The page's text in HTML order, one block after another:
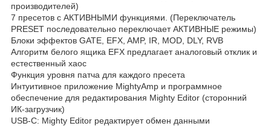
производителей)
7 пресетов с АКТИВНЫМИ функциями. (Переключатель
PRESET последовательно переключает АКТИВНЫЕ режимы)
Блоки эффектов GATE, EFX, AMP, IR, MOD, DLY, RVB
Алгоритм белого ящика EFX предлагает аналоговый отклик и
естественный хаос
Функция уровня патча для каждого пресета
Интуитивное приложение MightyAmp и программное
обеспечение для редактирования Mighty Editor (сторонний
ИК-загрузчик)
USB-C: Mighty Editor редактирует обмен данными